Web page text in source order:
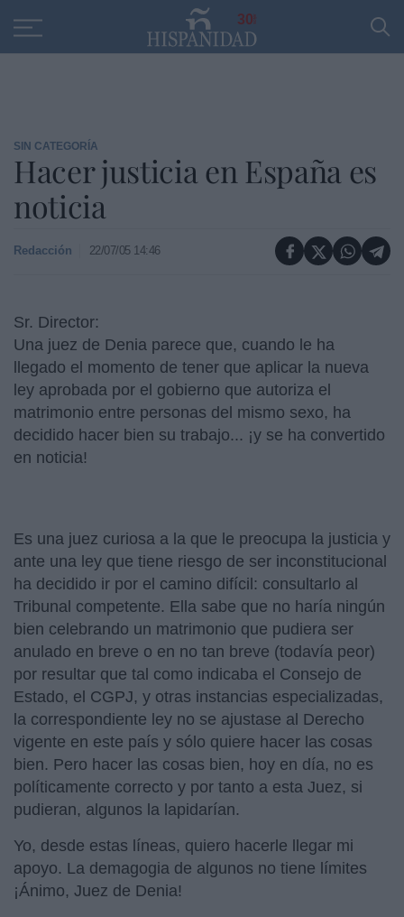
30
SIN CATEGORÍA
Hacer justicia en España es
noticia
Redacción 22/07/05 14:46
Sr. Director:
Una juez de Denia parece que, cuando le ha
llegado el momento de tener que aplicar la nueva
ley aprobada por el gobierno que autoriza el
matrimonio entre personas del mismo sexo, ha
decidido hacer bien su trabajo... ¡y se ha convertido
en noticia!
Es una juez curiosa a la que le preocupa la justicia y
ante una ley que tiene riesgo de ser inconstitucional
ha decidido ir por el camino difícil: consultarlo al
Tribunal competente. Ella sabe que no haría ningún
bien celebrando un matrimonio que pudiera ser
anulado en breve o en no tan breve (todavía peor)
por resultar que tal como indicaba el Consejo de
Estado, el CGPJ, y otras instancias especializadas,
la correspondiente ley no se ajustase al Derecho
vigente en este país y sólo quiere hacer las cosas
bien. Pero hacer las cosas bien, hoy en día, no es
políticamente correcto y por tanto a esta Juez, si
pudieran, algunos la lapidarían.
Yo, desde estas líneas, quiero hacerle llegar mi
apoyo. La demagogia de algunos no tiene límites
¡Ánimo, Juez de Denia!